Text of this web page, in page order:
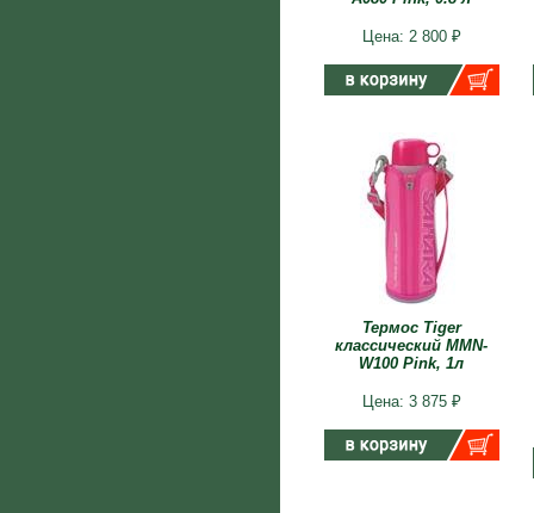
Цена: 2 800 ₽
Термос Tiger
классический MMN-
W100 Pink, 1л
Цена: 3 875 ₽